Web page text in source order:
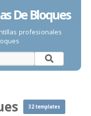
De Bloques
profesionales
32 templates